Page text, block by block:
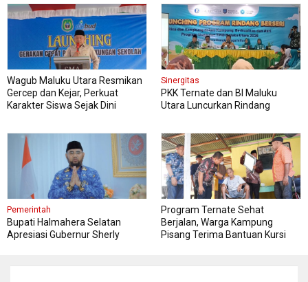
Wagub Maluku Utara Resmikan
Gercep dan Kejar, Perkuat
Karakter Siswa Sejak Dini
Sinergitas
PKK Ternate dan BI Maluku
Utara Luncurkan Rindang
Pemerintah
Bupati Halmahera Selatan
Apresiasi Gubernur Sherly
Program Ternate Sehat
Berjalan, Warga Kampung
Pisang Terima Bantuan Kursi